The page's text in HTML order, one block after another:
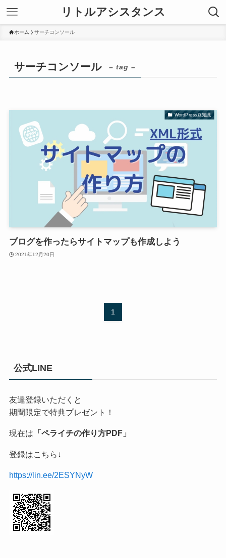
リトルアシスタンス
ホーム サーチコンソール
サーチコンソール – tag –
WordPress豆知識
ブログを作ったらサイトマップも作成しよう
2021年12月20日
1
公式LINE
友達登録いただくと
期間限定で特典プレゼント！
現在は 「ペライチの作り方PDF」
登録はこちら↓
https://lin.ee/2ESYNyW